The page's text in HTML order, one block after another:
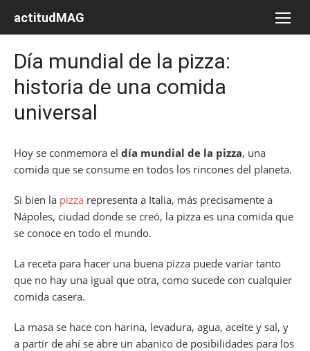
actitudMAG
Día mundial de la pizza:
historia de una comida
universal
Hoy se conmemora el día mundial de la pizza, una
comida que se consume en todos los rincones del planeta.
Si bien la pizza representa a Italia, más precisamente a
Nápoles, ciudad donde se creó, la pizza es una comida que
se conoce en todo el mundo.
La receta para hacer una buena pizza puede variar tanto
que no hay una igual que otra, como sucede con cualquier
comida casera.
La masa se hace con harina, levadura, agua, aceite y sal, y
a partir de ahí se abre un abanico de posibilidades para los